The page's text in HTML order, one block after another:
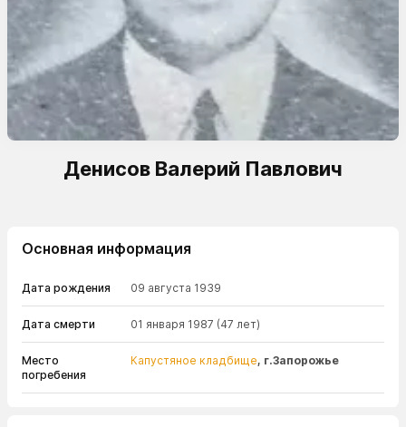
Денисов Валерий Павлович
Основная информация
Дата рождения 09 августа 1939
Дата смерти 01 января 1987 (47 лет)
Место
погребения
Капустяное кладбище, г.Запорожье